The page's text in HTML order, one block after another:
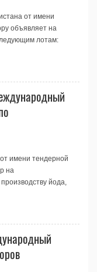
от имени
объявляет на
лотам:
имени тендерной
на
йода,